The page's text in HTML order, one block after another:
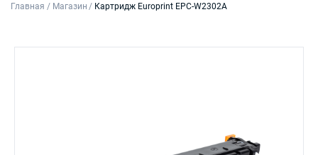
Главная / Магазин / Картридж Europrint EPC-W2302A